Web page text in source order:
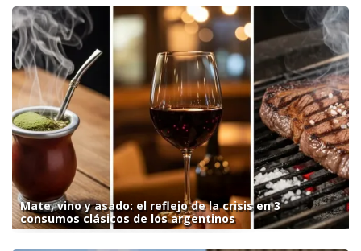
Mate, vino y asado: el reflejo de la crisis en 3
consumos clásicos de los argentinos